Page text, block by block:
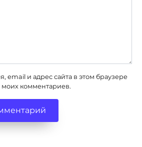
email и адрес сайта в этом браузере
комментариев.